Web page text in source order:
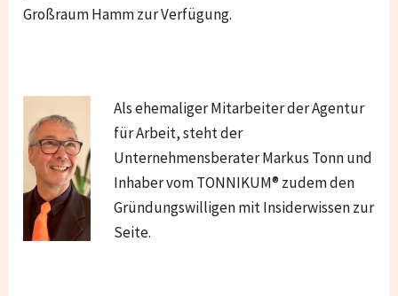
Großraum Hamm zur Verfügung.
Als ehemaliger Mitarbeiter der Agentur
für Arbeit, steht der
Unternehmensberater Markus Tonn und
Inhaber vom TONNIKUM® zudem den
Gründungswilligen mit Insiderwissen zur
Seite.